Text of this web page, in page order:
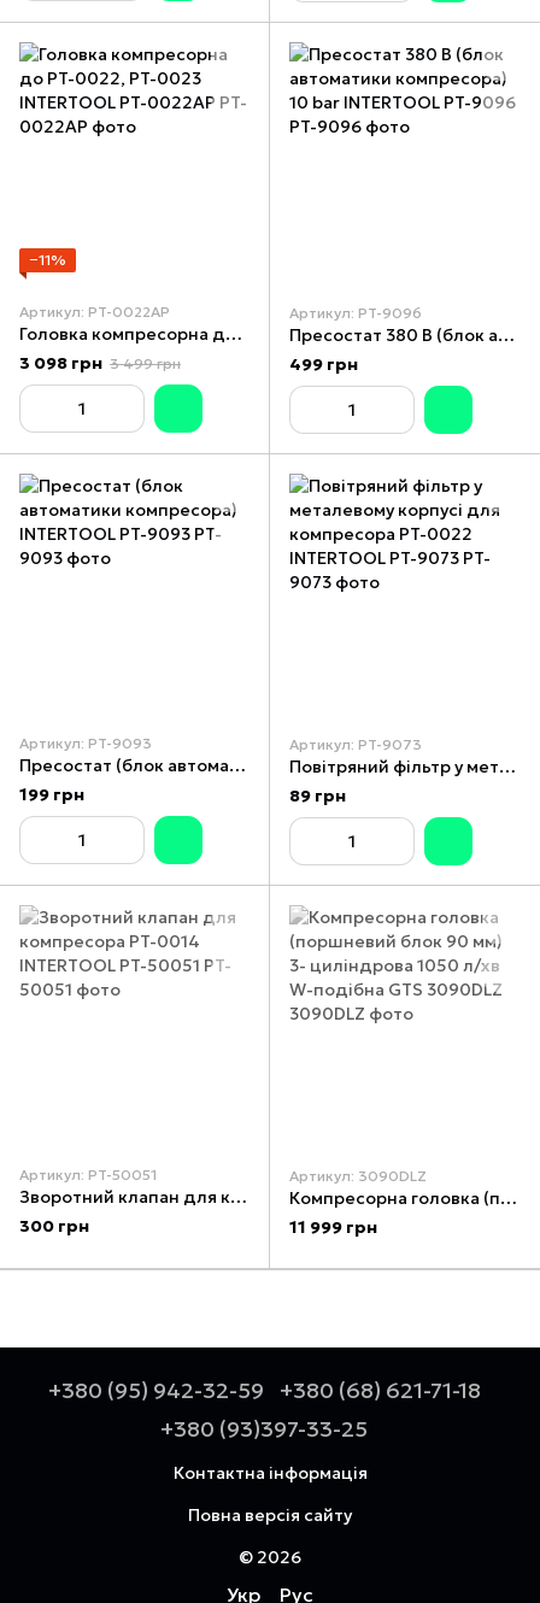
−11%
Артикул: PT-0022AP
Головка компресорна до PT-0022, PT-0023 INTERTOOL PT-0022AP
3 098 грн 3 499 грн
Артикул: PT-9096
Пресостат 380 В (блок автоматики компресора) 10 bar INTERTOOL PT-9096
499 грн
Артикул: PT-9093
Пресостат (блок автоматики компресора) INTERTOOL PT-9093
199 грн
Артикул: PT-9073
Повітряний фільтр у металевому корпусі для компресора PT-0022 INTERTOOL PT-9073
89 грн
Артикул: PT-50051
Зворотний клапан для компресора PT-0014 INTERTOOL PT-50051
300 грн
Артикул: 3090DLZ
Компресорна головка (поршневий блок 90 мм) 3- циліндрова 1050 л/хв W-подібна GTS 3090DLZ
11 999 грн
+380 (95) 942-32-59
+380 (68) 621-71-18
+380 (93)397-33-25
Контактна інформація
Повна версія сайту
© 2026
Укр Рус